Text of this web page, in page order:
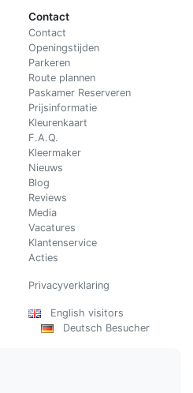
Contact
Contact
Openingstijden
Parkeren
Route plannen
Paskamer Reserveren
Prijsinformatie
Kleurenkaart
F.A.Q.
Kleermaker
Nieuws
Blog
Reviews
Media
Vacatures
Klantenservice
Acties
Privacyverklaring
English visitors
Deutsch Besucher